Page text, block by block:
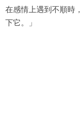
在感情上遇到不順時
下它。」